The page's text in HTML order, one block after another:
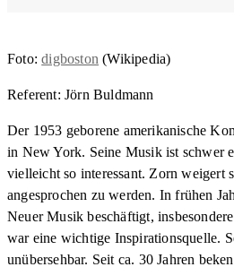
Foto:digboston (Wikipedia)
Referent: Jörn Buldmann
Der 1953 geborene amerikanische
in New York. Seine Musik ist schwer
vielleicht so interessant. Zorn weigert
angesprochen zu werden. In frühen
Neuer Musik beschäftigt,
war eine wichtige Inspirationsquelle.
unübersehbar. Seit ca. 30 Jahren